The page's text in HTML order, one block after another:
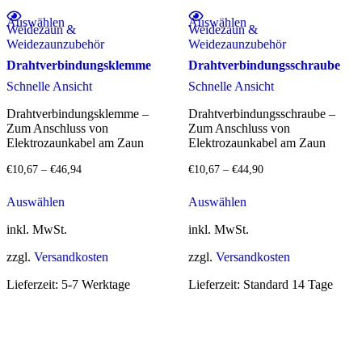
Auswählen
Weidezaun &
Weidezaunzubehör
Drahtverbindungsklemme
Schnelle Ansicht
Drahtverbindungsklemme –
Zum Anschluss von
Elektrozaunkabel am Zaun
€10,67 – €46,94
AuswählenProdukt
mehrere
auf.
Optionen
inkl. MwSt.
zzgl. Versandkosten
Lieferzeit: 5-7 Werktage
AuswählenDieses Produkt weist mehrere Varianten auf. Die Optionen können auf der Produktseite gewählt werden
Weidezaun &
Weidezaunzubehör
Drahtverbindungsschraube
Schnelle Ansicht
Drahtverbindungsschraube –
Zum Anschluss von
Elektrozaunkabel am Zaun
€10,67– €44,90
AuswählenProdukt
mehrere
auf.
Optionen
inkl. MwSt.
zzgl. Versandkosten
Lieferzeit: Standard 14 Tage